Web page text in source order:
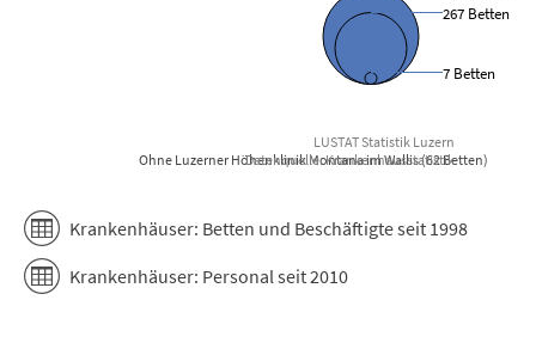
Ohne Luzerner Höhenklinik Montana im Wallis (62 Betten)
267 Betten
7 Betten
LUSTAT Statistik Luzern
Datenquelle: Krankenhausstatistik
Krankenhäuser: Betten und Beschäftigte seit 1998
Krankenhäuser: Personal seit 2010